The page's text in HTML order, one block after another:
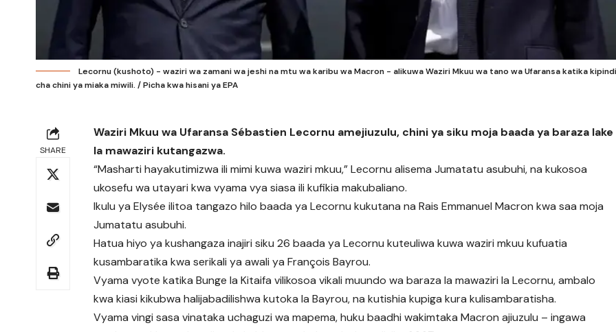
Lecornu (kushoto) - waziri wa zamani wa jeshi na mtu wa karibu wa Macron - alikuwa Waziri Mkuu wa tano wa Ufaransa katika kipindi
cha chini ya miaka miwili. / Picha kwa hisani ya EPA
SHARE
Waziri Mkuu wa Ufaransa Sébastien Lecornu amejiuzulu, chini ya siku moja baada ya baraza lake
la mawaziri kutangazwa.
“Masharti hayakutimizwa ili mimi kuwa waziri mkuu,” Lecornu alisema Jumatatu asubuhi, na kukosoa
ukosefu wa utayari kwa vyama vya siasa ili kufikia makubaliano.
Ikulu ya Elysée ilitoa tangazo hilo baada ya Lecornu kukutana na Rais Emmanuel Macron kwa saa moja
Jumatatu asubuhi.
Hatua hiyo ya kushangaza inajiri siku 26 baada ya Lecornu kuteuliwa kuwa waziri mkuu kufuatia
kusambaratika kwa serikali ya awali ya François Bayrou.
Vyama vyote katika Bunge la Kitaifa vilikosoa vikali muundo wa baraza la mawaziri la Lecornu, ambalo
kwa kiasi kikubwa halijabadilishwa kutoka la Bayrou, na kutishia kupiga kura kulisambaratisha.
Vyama vingi sasa vinataka uchaguzi wa mapema, huku baadhi wakimtaka Macron ajiuzulu – ingawa